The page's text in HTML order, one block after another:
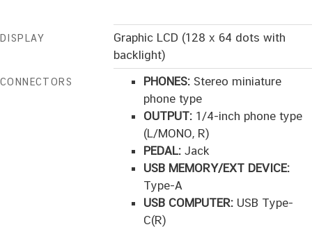
DISPLAY
Graphic LCD (128 x 64 dots with
backlight)
CONNECTORS PHONES:Stereo miniature
phone type
OUTPUT:1/4-inch phone type
(L/MONO, R)
PEDAL:Jack
USB MEMORY/EXT DEVICE:
Type-A
USB COMPUTER:USB Type-
C(R)